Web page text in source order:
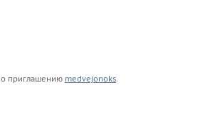
приглашению medvejonoks.